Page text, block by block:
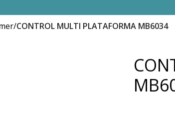
CONTROL MULTI PLATAFORMA MB6034